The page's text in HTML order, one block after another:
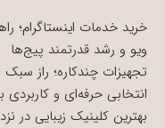
خرید خدمات اینستاگرام؛
ویو و رشد قدرتمند پیج‌ها
تجهیزات چندکاره؛ راز
انتخابی حرفه‌ای و
بهترین کلینیک زیبایی در